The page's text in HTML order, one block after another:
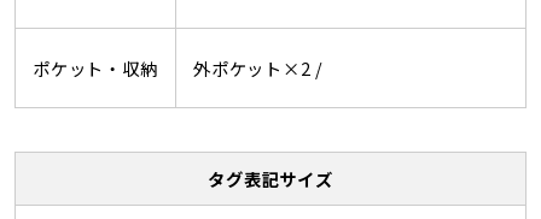
ポケット・収納 外ポケット×2 /
タグ表記サイズ